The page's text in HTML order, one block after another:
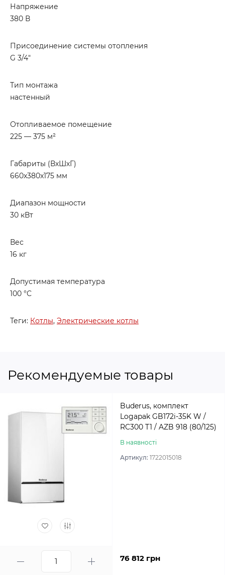
Напряжение
380 В
Присоединение системы отопления
G 3/4"
Тип монтажа
настенный
Отопливаемое помещение
225 — 375 м²
Габариты (ВхШхГ)
660x380x175 мм
Диапазон мощности
30 кВт
Вес
16 кг
Допустимая температура
100 °C
Теги: Котлы, Электрические котлы
Рекомендуемые товары
Buderus, комплект
Logapak GB172i-35K W /
RC300 T1 / AZB 918 (80/125)
В наявності
Артикул: 1722015018
76 812 грн